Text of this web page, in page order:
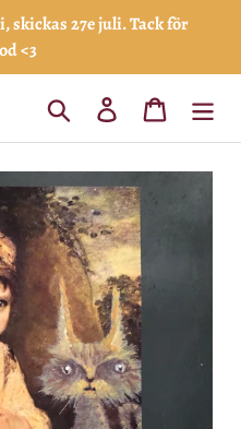
skickas 27e juli. Tack för
<3
Sök Logga in Varukorg